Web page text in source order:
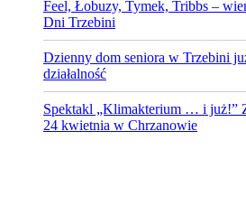
Feel, Łobuzy, Tymek, Tribbs –
Dni Trzebini
Dzienny dom seniora w Trzebini
działalność
Spektakl „Klimakterium … i już!”
24 kwietnia w Chrzanowie